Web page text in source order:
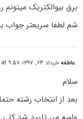
برق بیوالکتریک
شم لطفا سریعتر جواب
عاطفهخرداد ۲۴, ۱۳۹۷ at ۹:۵۷ ق٫ظ
سلام
بعد از انتخاب رشته